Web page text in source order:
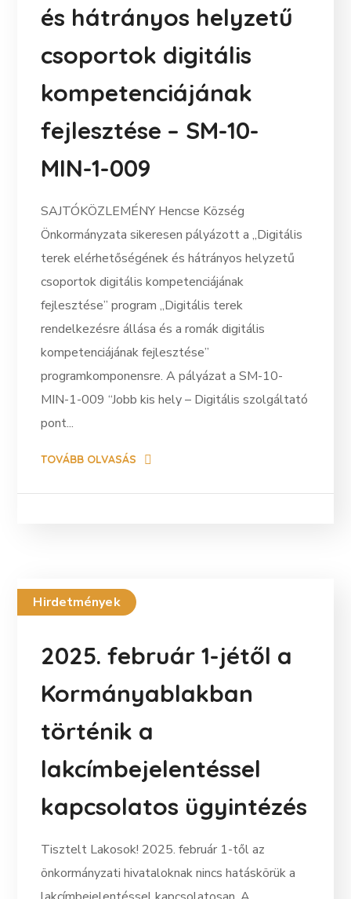
és hátrányos helyzetű
csoportok digitális
kompetenciájának
fejlesztése – SM-10-
MIN-1-009
SAJTÓKÖZLEMÉNY Hencse Község
Önkormányzata sikeresen pályázott a „Digitális
terek elérhetőségének és hátrányos helyzetű
csoportok digitális kompetenciájának
fejlesztése” program „Digitális terek
rendelkezésre állása és a romák digitális
kompetenciájának fejlesztése”
programkomponensre. A pályázat a SM-10-
MIN-1-009 “Jobb kis hely – Digitális szolgáltató
pont...
TOVÁBB OLVASÁS
Hirdetmények
2025. február 1-jétől a
Kormányablakban
történik a
lakcímbejelentéssel
kapcsolatos ügyintézés
Tisztelt Lakosok! 2025. február 1-től az
önkormányzati hivataloknak nincs hatáskörük a